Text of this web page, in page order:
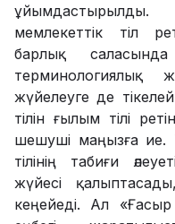
мемлекеттік тіл
барлық
терминологиялық
жүйелеуге де
тілін ғылым тілі
шешуші маңызға ие.
тілінің табиғи
жүйесі
кеңейеді. Ал